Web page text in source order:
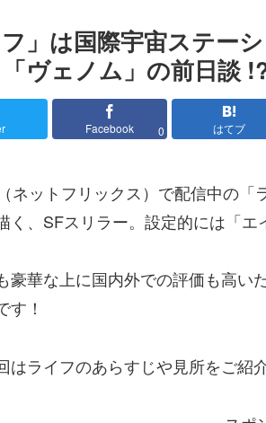
フ」は国際宇宙ステー
ヴェノム」の前日談
Facebook 0 はてブ
ネットフリックス）で配信中の
く、SFスリラー。設定的には「
豪華な上に国内外での評価も高い
す！
はライフのあらすじや見所をご紹